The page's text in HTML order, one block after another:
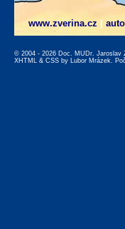
www.zverina.cz
© 2004 - 2026 Doc. MUDr. Jaroslav
XHTML & CSS by Lubor Mrázek.